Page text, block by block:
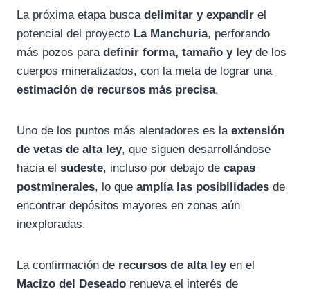
La próxima etapa busca delimitar y expandir el
potencial del proyecto La Manchuria, perforando
más pozos para definir forma, tamaño y leyde los
cuerpos mineralizados, con la meta de lograr una
estimación de recursos más precisa.
Uno de los puntos más alentadores es la extensión
de vetas de alta ley, que siguen desarrollándose
hacia el sudeste, incluso por debajo de capas
postminerales, lo que amplía las posibilidades de
encontrar depósitos mayores en zonas aún
inexploradas.
La confirmación de recursos de alta leyen el
Macizo del Deseado renueva el interés de